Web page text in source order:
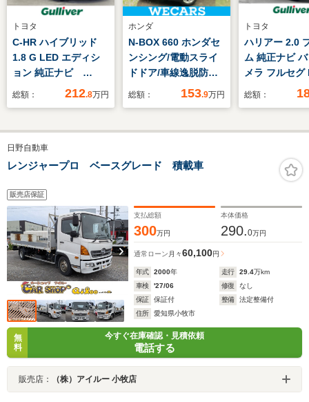
トヨタ
C-HR ハイブリッド
1.8 G LED エディシ
ョン 純正ナビ
Bluetooth フルセグ
ー レーダークルーズ
コントロール 革巻き
ステアリング 前席シ
セーフティセンス モ
デリスタエアロ
総額： 212.8万円
ホンダ
N-BOX 660 ホンダセ
ンシング/電動スライ
ドドア/車線逸脱防止
支援システム/ヘッド
り防止装置/アイドリ
エアバッグ 運転席
総額： 153.9万円
トヨタ
ハリアー 2.0
ム 純正ナビ
メラ フルセグ
総額：
日野自動車
レンジャープロ ベースグレード 積載車
販売店保証
支払総額
300万円
本体価格
290.0万円
通常ローン 月々60,100円
年式 2000年 走行 29.4万km
車検
'27/06 修復
なし
保証
保証付 整備
法定整備付
住所
愛知県小牧市
無
料
今すぐ在庫確認・見積依頼
電話する
販売店： （株）アイルー 小牧店